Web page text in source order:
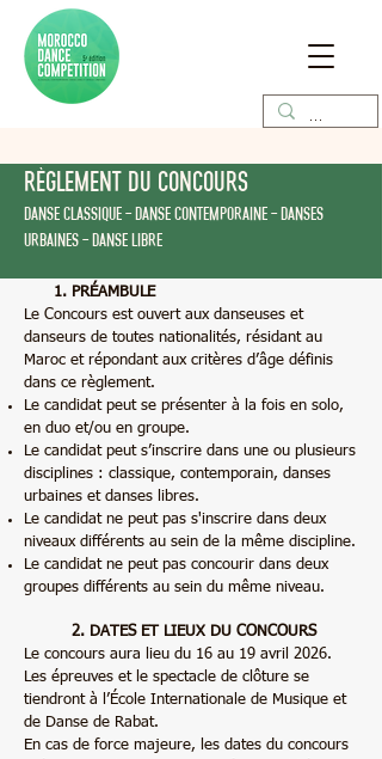
Règlement du concours
DanSe Classique - DANSE ContemporainE - DANSEs
URBAINEs - DANSE LIBRE
PRÉAMBULE
Le Concours est ouvert aux danseuses et
danseurs de toutes nationalités, résidant au
Maroc et répondant aux critères d’âge définis
dans ce règlement.
Le candidat peut se présenter à la fois en solo,
en duo et/ou en groupe.
Le candidat peut s’inscrire dans une ou plusieurs
disciplines : classique, contemporain, danses
urbaines et danses libres.
Le candidat ne peut pas s'inscrire dans deux
niveaux différents au sein de la même discipline.
Le candidat ne peut pas concourir dans deux
groupes différents au sein du même niveau.
2. DATES ET LIEUX DU CONCOURS
Le concours aura lieu du 16 au 19 avril 2026.
Les épreuves et le spectacle de clôture se
tiendront à l’École Internationale de Musique et
de Danse de Rabat.
En cas de force majeure, les dates du concours